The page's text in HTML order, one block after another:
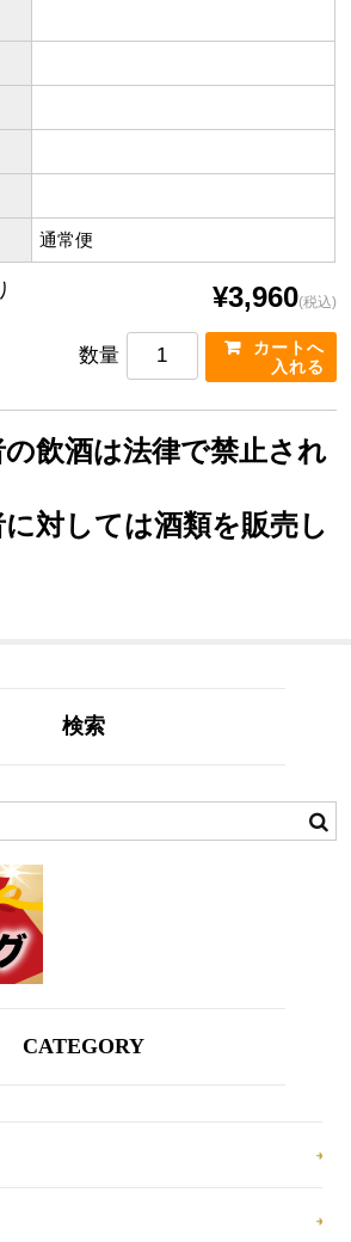
通常便
¥3,960(税込)
数量
飲酒は法律で禁止され
対しては酒類を販売し
検索
CATEGORY